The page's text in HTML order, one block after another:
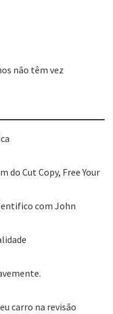
não têm vez
do Cut Copy, Free Your
com John
carro na revisão